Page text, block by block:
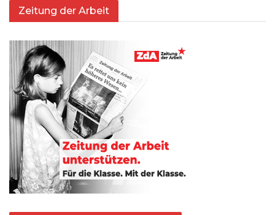
Zeitung der Arbeit